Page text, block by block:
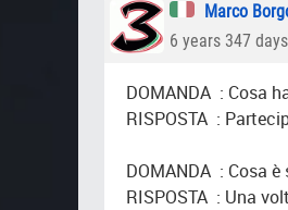
Marco
6 years 347
DOMANDA : Cosa
RISPOSTA :
DOMANDA : Cosa
RISPOSTA : Una